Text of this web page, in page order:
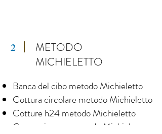
2
METODO
MICHIELETTO
Banca del cibo metodo Michieletto
Cottura circolare metodo Michieletto
Cotture h24 metodo Michieletto
Cottura inversa metodo Michieletto